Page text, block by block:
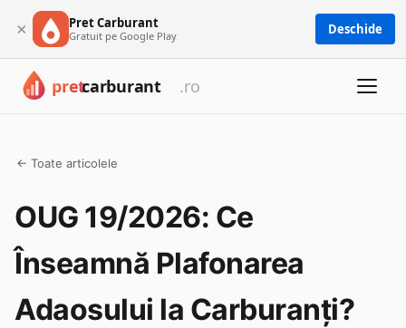
× Pret Carburant
Gratuit pe Google Play Deschide
← Toate articolele
OUG 19/2026: Ce
Înseamnă Plafonarea
Adaosului la Carburanți?